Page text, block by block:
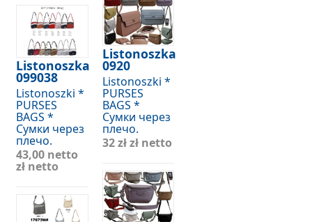
Listonoszka
099038
Listonoszki *
PURSES
BAGS *
Сумки через
плечо.
43,00 netto
zł netto
Listonoszka
0920
Listonoszki *
PURSES
BAGS *
Сумки через
плечо.
32 złzł netto